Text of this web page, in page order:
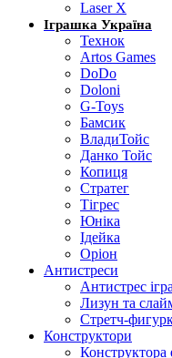
Laser X
Іграшка Україна
Технок
Artos Games
DoDo
Doloni
G-Toys
Бамсик
ВладиТойс
Данко Тойс
Копиця
Стратег
Тігрес
Юніка
Ідейка
Оріон
Антистреси
Антистрес
Лизун та
Стретч-
Конструктори
Конструктора